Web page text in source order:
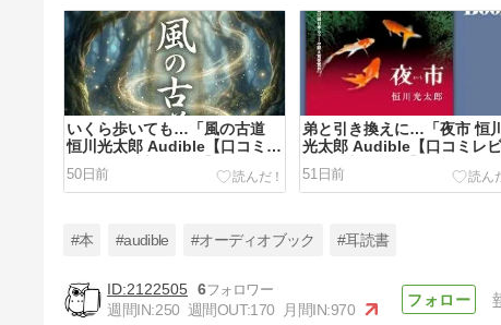
いくら歩いても…「風の古道
恒川光太郎 Audible【口コミレ
ビュー・感想・評価】
50日前
弟と引き換えに…「夜市 恒川
光太郎 Audible【口コミレ
ー・感想・評価】
51日前
#本 #audible #オーディオブック #耳読書
2122505 6
週間IN:250 週間OUT:170 月間IN:970